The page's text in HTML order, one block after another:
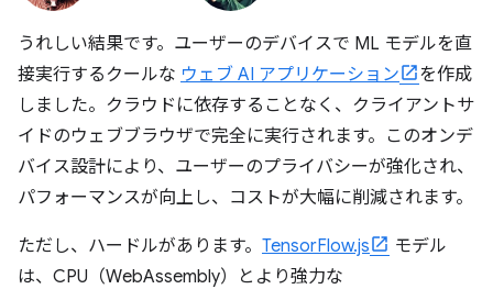
うれしい結果です。ユーザーのデバイスで ML モデルを直
接実行するクールな ウェブ AI アプリケーション
を作成
しました。クラウドに依存することなく、クライアントサ
イドのウェブブラウザで完全に実行されます。このオンデ
バイス設計により、ユーザーのプライバシーが強化され、
パフォーマンスが向上し、コストが大幅に削減されます。
ただし、ハードルがあります。 TensorFlow.js
モデル
は、CPU（WebAssembly）とより強力な